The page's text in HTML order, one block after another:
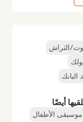
الثراش
البانك
أيضًا
موسيقى الأطفال